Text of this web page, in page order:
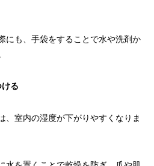
にも、手袋をすることで水や洗剤か
ける
、室内の湿度が下がりやすくなりま